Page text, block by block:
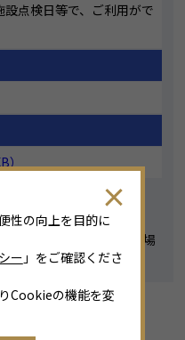
点検日等で、ご利用がで
）
。また定員を超える入場
性の向上を目的に
ー 」をご確認くださ
Cookieの機能を変